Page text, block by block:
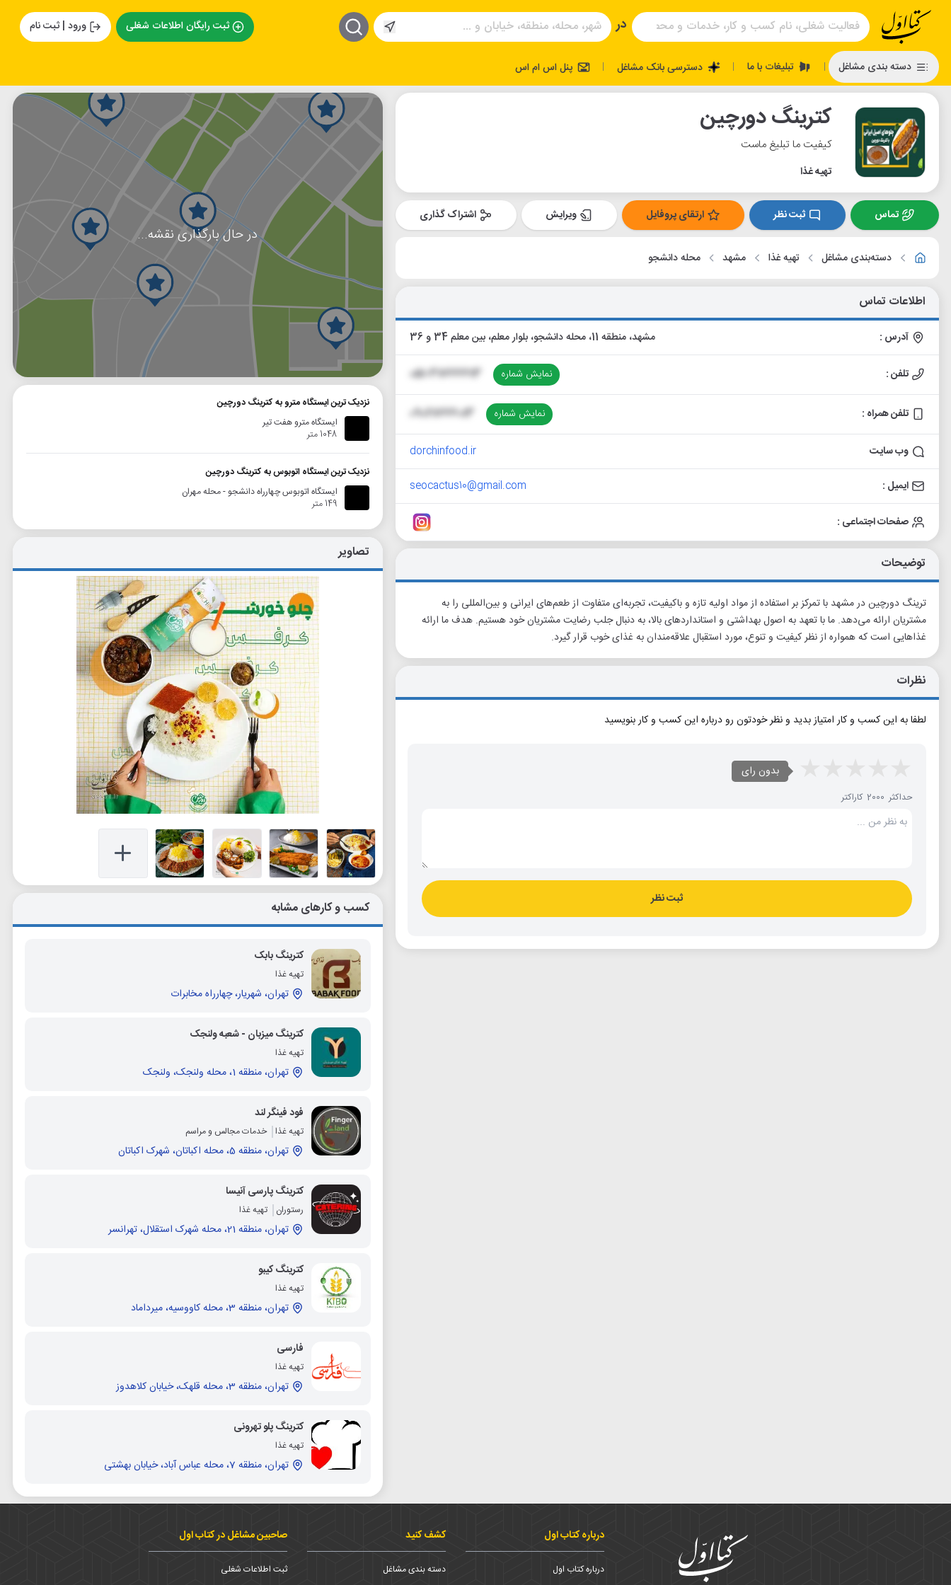
در ثبت رایگان اطلاعات شغلی ورود | ثبت نام
دسته بندی مشاغل | تبلیغات با ما | دسترسی بانک مشاغل | پنل اس ام اس
کترینگ دورچین
کیفیت ما تبلیغ ماست
تهیه غذا
تماس ثبت نظر ارتقای پروفایل ویرایش اشتراک گذاری
دسته‌بندی مشاغل تهیه غذا مشهد محله دانشجو
اطلاعات تماس
آدرس : مشهد، منطقه 11، محله دانشجو، بلوار معلم، بین معلم 34 و 36
تلفن : نمایش شماره 051-38666613
تلفن همراه : نمایش شماره 09028666013
وب سایت dorchinfood.ir
ایمیل : seocactus10@gmail.com
صفحات اجتماعی :
توضیحات
ترینگ دورچین در مشهد با تمرکز بر استفاده از مواد اولیه تازه و باکیفیت، تجربه‌ای متفاوت از طعم‌های ایرانی و بین‌المللی را به
مشتریان ارائه می‌دهد. ما با تعهد به اصول بهداشتی و استانداردهای بالا، به دنبال جلب رضایت مشتریان خود هستیم. هدف ما ارائه
غذاهایی است که همواره از نظر کیفیت و تنوع، مورد استقبال علاقه‌مندان به غذای خوب قرار گیرد.
نظرات
لطفا به این کسب و کار امتیاز بدید و نظر خودتون رو درباره این کسب و کار بنویسید
بدون رای
حداکثر 2000 کاراکتر
ثبت نظر
در حال بارگذاری نقشه...
نزدیک ترین ایستگاه مترو به کترینگ دورچین
ایستگاه مترو هفت تیر
1048 متر
نزدیک ترین ایستگاه اتوبوس به کترینگ دورچین
ایستگاه اتوبوس چهارراه دانشجو - محله مهران
149 متر
تصاویر
کسب و کارهای مشابه
کترینگ بابک
تهیه غذا
تهران، شهریار، چهارراه مخابرات
کترینگ میزبان - شعبه ولنجک
تهیه غذا
تهران، منطقه 1، محله ولنجک، ولنجک
فود فینگر لند
تهیه غذا خدمات مجالس و مراسم
تهران، منطقه 5، محله اکباتان، شهرک اکباتان
کترینگ پارسی آنیسا
رستوران تهیه غذا
تهران، منطقه 21، محله شهرک استقلال، تهرانسر
کترینگ کیبو
تهیه غذا
تهران، منطقه 3، محله کاووسیه، میرداماد
فارسی
تهیه غذا
تهران، منطقه 3، محله قلهک، خیابان کلاهدوز
کترینگ پلو تهرونی
تهیه غذا
تهران، منطقه 7، محله عباس آباد، خیابان بهشتی
درباره کتاب اول
درباره کتاب اول
کشف کنید
دسته بندی مشاغل
صاحبین مشاغل در کتاب اول
ثبت اطلاعات شغلی